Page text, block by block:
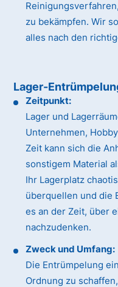
zu bekämpfen. Wir
alles nach den
Lager-
Zeitpunkt:
Lager und
Unternehmen,
Zeit kann sich die
sonstigem Material
Ihr Lagerplatz
überquellen und die
es an der Zeit, über
nachzudenken.
Zweck und Umfang:
Die Entrümpelung
Ordnung zu